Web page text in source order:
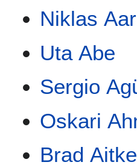
Niklas
Uta Abe
Sergio
Oskari
Brad